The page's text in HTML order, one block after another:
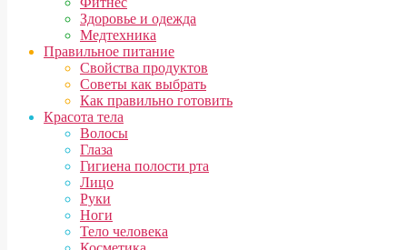
Здоровье и одежда
Медтехника
Правильное питание
Свойства продуктов
Советы как выбрать
Как правильно готовить
Красота тела
Волосы
Глаза
Гигиена полости рта
Лицо
Руки
Ноги
Тело человека